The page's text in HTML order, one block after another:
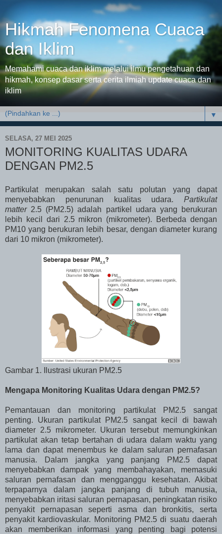
Hikmah Fenomena Cuaca
dan Iklim
Memahami cuaca dan iklim melalui ilmu pengetahuan dan
hikmah, konsep dasar serta cerita ilmiah update cuaca dan
iklim
▼
SELASA, 27 MEI 2025
MONITORING KUALITAS UDARA
DENGAN PM2.5
Partikulat merupakan salah satu polutan yang dapat
menyebabkan penurunan kualitas udara. Partikulat
matter2.5 (PM2.5)adalah partikel udara yang berukuran
lebih kecil dari 2.5 mikron (mikrometer). Berbeda dengan
PM10 yang berukuran lebih besar, dengan diameter kurang
dari 10 mikron (mikrometer).
Gambar 1. Ilustrasi ukuran PM2.5
Mengapa Monitoring Kualitas Udara dengan PM2.5?
Pemantauan dan monitoring partikulat PM2.5 sangat
penting. Ukuran partikulat PM2.5 sangat kecil di bawah
diameter 2.5 mikrometer. Ukuran tersebut memungkinkan
partikulat akan tetap bertahan di udara dalam waktu yang
lama dan dapat menembus ke dalam saluran pernafasan
manusia. Dalam jangka yang panjang PM2.5 dapat
menyebabkan dampak yang membahayakan, memasuki
saluran pernafasan dan mengganggu kesehatan. Akibat
terpaparnya dalam jangka panjang di tubuh manusia,
menyebabkan iritasi saluran pernapasan, peningkatan risiko
penyakit pernapasan seperti asma dan bronkitis, serta
penyakit kardiovaskular. Monitoring PM2.5 di suatu daerah
akan memberikan informasi yang penting bagi potensi